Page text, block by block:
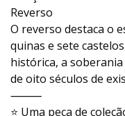
Reverso
O reverso destaca o
quinas e sete
histórica, a
de oito séculos de
⸻
⭐ Uma peça de